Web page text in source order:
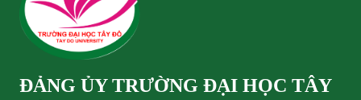
ĐẢNG ỦY TRƯỜNG ĐẠI HỌC TÂY